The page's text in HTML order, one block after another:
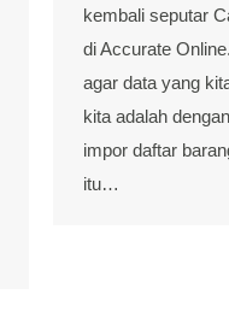
kembali seputar
di Accurate
agar data yang
kita adalah
impor daftar
itu…